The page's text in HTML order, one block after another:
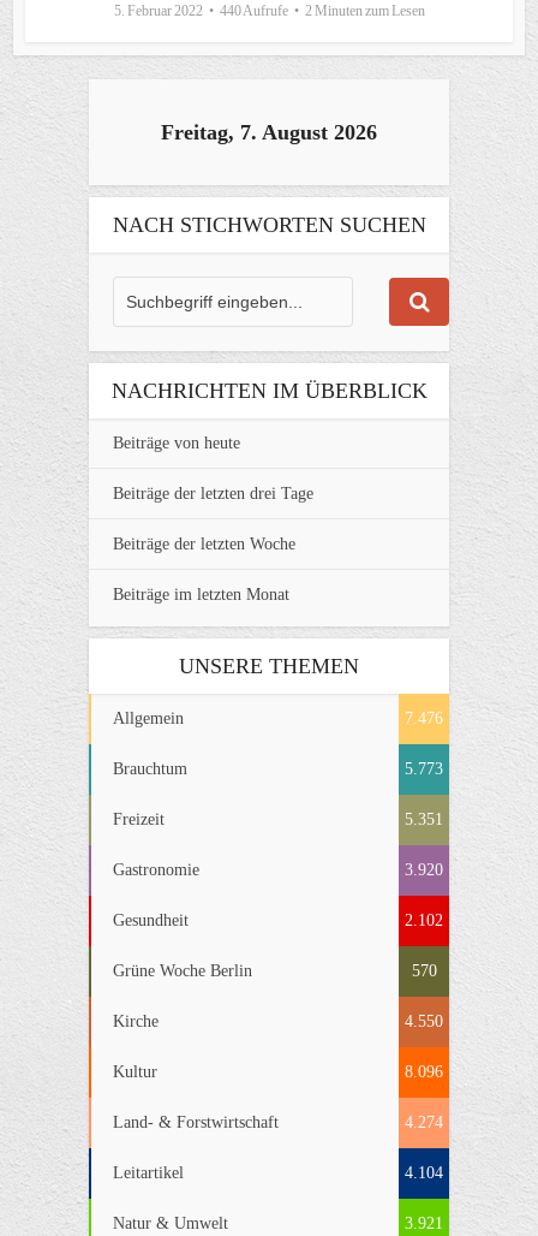
5. Februar 2022 440 Aufrufe 2 Minuten zum Lesen
Freitag, 7. August 2026
NACH STICHWORTEN SUCHEN
NACHRICHTEN IM ÜBERBLICK
Beiträge von heute
Beiträge der letzten drei Tage
Beiträge der letzten Woche
Beiträge im letzten Monat
UNSERE THEMEN
Allgemein 7.476
Brauchtum 5.773
Freizeit 5.351
Gastronomie 3.920
Gesundheit 2.102
Grüne Woche Berlin 570
Kirche 4.550
Kultur 8.096
Land- & Forstwirtschaft 4.274
Leitartikel 4.104
Natur & Umwelt 3.921